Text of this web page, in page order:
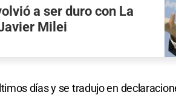
a ser duro con La
Milei
días y se tradujo en